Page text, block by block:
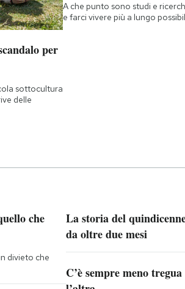
per
sottocultura
delle
A che punto sono studi e
e farci vivere più a lungo
che
divieto che
La storia del
da oltre due mesi
C’è sempre meno